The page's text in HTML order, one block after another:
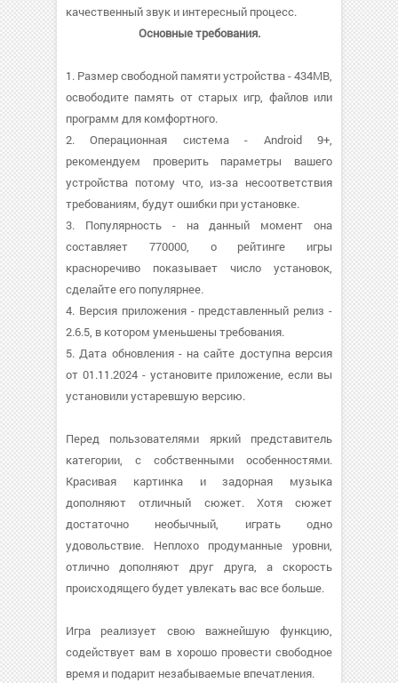
качественный звук и интересный процесс.
Основные требования.
1. Размер свободной памяти устройства - 434MB,
освободите память от старых игр, файлов или
программ для комфортного.
2. Операционная система - Android 9+,
рекомендуем проверить параметры вашего
устройства потому что, из-за несоответствия
требованиям, будут ошибки при установке.
3. Популярность - на данный момент она
составляет 770000, о рейтинге игры
красноречиво показывает число установок,
сделайте его популярнее.
4. Версия приложения - представленный релиз -
2.6.5, в котором уменьшены требования.
5. Дата обновления - на сайте доступна версия
от 01.11.2024 - установите приложение, если вы
установили устаревшую версию.
Перед пользователями яркий представитель
категории, с собственными особенностями.
Красивая картинка и задорная музыка
дополняют отличный сюжет. Хотя сюжет
достаточно необычный, играть одно
удовольствие. Неплохо продуманные уровни,
отлично дополняют друг друга, а скорость
происходящего будет увлекать вас все больше.
Игра реализует свою важнейшую функцию,
содействует вам в хорошо провести свободное
время и подарит незабываемые впечатления.